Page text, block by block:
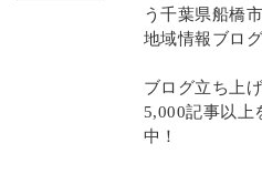
う千葉県船橋
地域情報ブログ
ブログ立ち上
5,000記事以上
中！